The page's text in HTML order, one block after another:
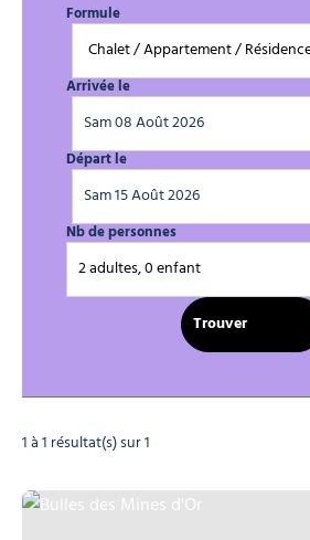
Formule
Arrivée le
Départ le
Nb de personnes
2 adultes, 0 enfant
1 à 1 résultat(s) sur 1
Bulles des Mines d'Or, © Bulles des Mines d'Or